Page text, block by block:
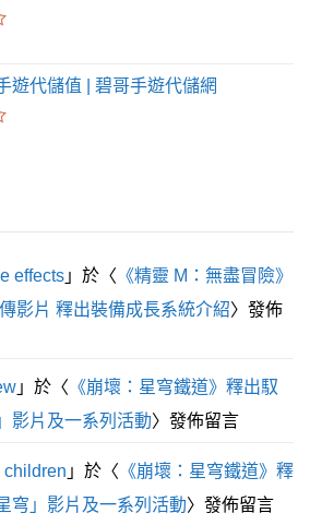
遊代儲值 | 碧哥手遊代儲網
effects 」於〈 《精靈 M：無盡冒險》
影片 釋出裝備成長系統介紹〉發佈
」於〈 《崩壞：星穹鐵道》釋出馭
影片及一系列活動〉發佈留言
」於〈 《崩壞：星穹鐵道》釋
穹」影片及一系列活動〉發佈留言